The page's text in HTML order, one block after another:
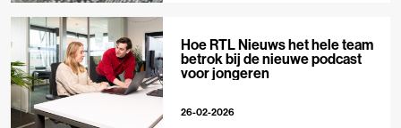
Hoe RTL Nieuws het hele team
betrok bij de nieuwe podcast
voor jongeren
26-02-2026